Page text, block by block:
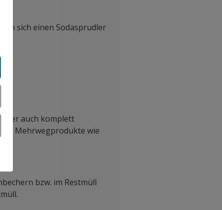
sich einen Sodasprudler
auch komplett
Mehrwegprodukte wie
bzw. im Restmüll